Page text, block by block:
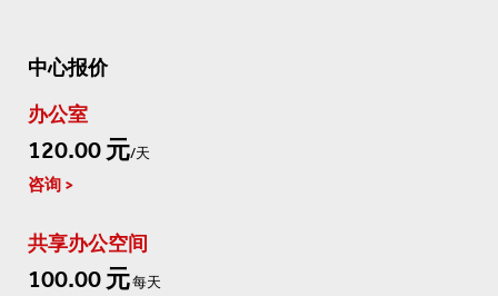
中心报价
办公室
120.00 元/天
咨询
共享办公空间
100.00 元每天